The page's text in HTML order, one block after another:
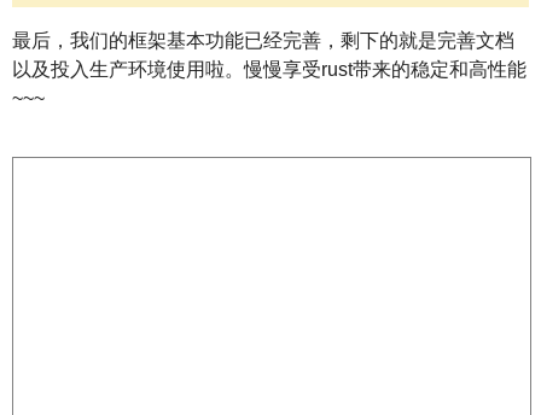
最后，我们的框架基本功能已经完善，剩下的就是完善文档
以及投入生产环境使用啦。慢慢享受rust带来的稳定和高性能
~~~